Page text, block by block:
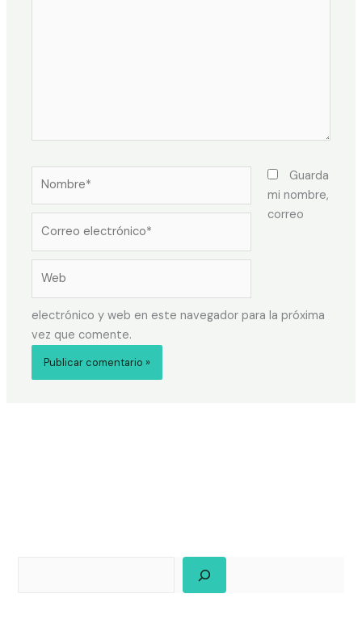
Guarda
mi nombre,
correo
electrónico y web en este navegador para la próxima
vez que comente.